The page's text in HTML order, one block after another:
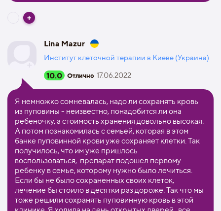
Lina Mazur
Институт клеточной терапии в Киеве (Украина)
10.0 Отлично 17.06.2022
Я немножко сомневалась, надо ли сохранять кровь
из пуповины - неизвестно, понадобится ли она
ребеночку, а стоимость хранения довольно высокая.
А потом познакомилась с семьей, которая в этом
банке пуповинной крови уже сохраняет клетки. Так
получилось, что им уже пришлось
воспользоваться, препарат подошел первому
ребенку в семье, которому нужно было лечиться.
Если бы не было сохраненных своих клеток,
лечение бы стоило в десятки раз дороже. Так что мы
тоже решили сохранять пуповинную кровь в этой